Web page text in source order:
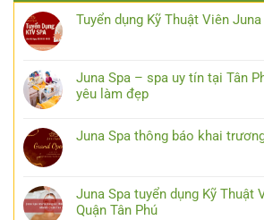
Tuyển dụng Kỹ Thuật Viên
Juna Spa – spa uy tín tại Tân
yêu làm đẹp
Juna Spa thông báo khai
Juna Spa tuyển dụng Kỹ Thuật
Quận Tân Phú